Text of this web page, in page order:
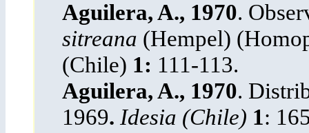
Aguilera, A., 1970.
sitreana (Hempel)
(Chile) 1: 111-113.
Aguilera, A., 1970.
1969. Idesia (Chile) 1: